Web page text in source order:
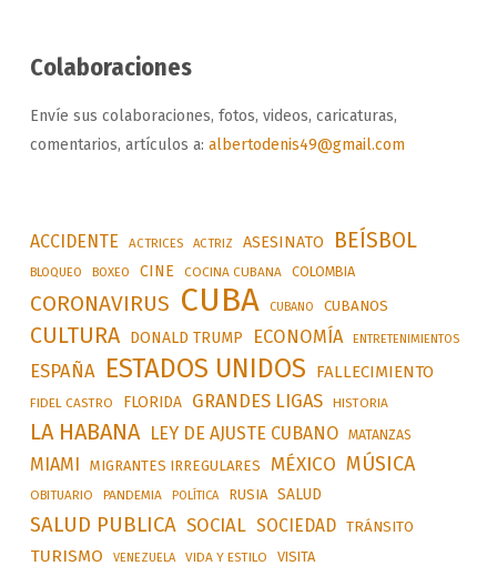
Colaboraciones
Envíe sus colaboraciones, fotos, videos, caricaturas,
comentarios, artículos a: albertodenis49@gmail.com
ACCIDENTE ACTRICES ACTRIZ ASESINATO BEÍSBOL
BLOQUEO BOXEO CINE COCINA CUBANA COLOMBIA
CORONAVIRUS CUBA CUBANO CUBANOS
CULTURA DONALD TRUMP ECONOMÍA ENTRETENIMIENTOS
ESPAÑA ESTADOS UNIDOS FALLECIMIENTO
FIDEL CASTRO FLORIDA GRANDES LIGAS HISTORIA
LA HABANA LEY DE AJUSTE CUBANO MATANZAS
MIAMI MIGRANTES IRREGULARES MÉXICO MÚSICA
OBITUARIO PANDEMIA POLÍTICA RUSIA SALUD
SALUD PUBLICA SOCIAL SOCIEDAD TRÁNSITO
TURISMO VENEZUELA VIDA Y ESTILO VISITA